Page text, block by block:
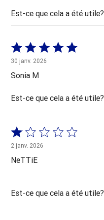
Est-ce que cela a été utile?
Coté
5 sur
5
30 janv. 2026
Sonia M
Est-ce que cela a été utile?
Coté
1 sur
5
2 janv. 2026
NeTTiE
Est-ce que cela a été utile?